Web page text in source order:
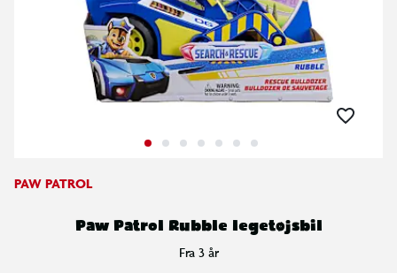
PAW PATROL
Paw Patrol Rubble legetøjsbil
Fra 3 år